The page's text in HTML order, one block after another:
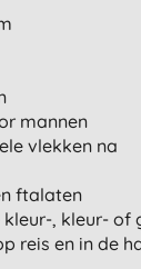
mannen
vlekken na
ftalaten
, kleur- of
reis en in de